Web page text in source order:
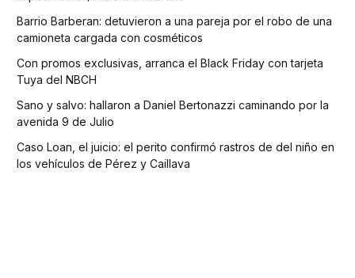
Barrio Barberan: detuvieron a una pareja por el robo de una
camioneta cargada con cosméticos
Con promos exclusivas, arranca el Black Friday con tarjeta
Tuya del NBCH
Sano y salvo: hallaron a Daniel Bertonazzi caminando por la
avenida 9 de Julio
Caso Loan, el juicio: el perito confirmó rastros de del niño en
los vehículos de Pérez y Caillava